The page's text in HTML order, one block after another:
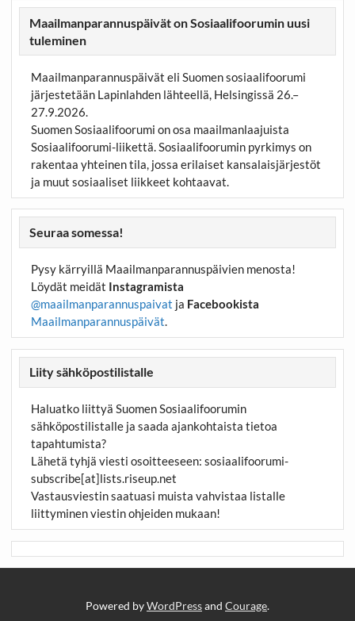
Maailmanparannuspäivät on Sosiaalifoorumin uusi
tuleminen
Maailmanparannuspäivät eli Suomen sosiaalifoorumi
järjestetään Lapinlahden lähteellä, Helsingissä 26.–
27.9.2026.
Suomen Sosiaalifoorumi on osa maailmanlaajuista
Sosiaalifoorumi-liikettä. Sosiaalifoorumin pyrkimys on
rakentaa yhteinen tila, jossa erilaiset kansalaisjärjestöt
ja muut sosiaaliset liikkeet kohtaavat.
Seuraa somessa!
Pysy kärryillä Maailmanparannuspäivien menosta!
Löydät meidät Instagramista
@maailmanparannuspaivat ja Facebookista
Maailmanparannuspäivät.
Liity sähköpostilistalle
Haluatko liittyä Suomen Sosiaalifoorumin
sähköpostilistalle ja saada ajankohtaista tietoa
tapahtumista?
Lähetä tyhjä viesti osoitteeseen: sosiaalifoorumi-
subscribe[at]lists.riseup.net
Vastausviestin saatuasi muista vahvistaa listalle
liittyminen viestin ohjeiden mukaan!
Powered byWordPressand Courage.